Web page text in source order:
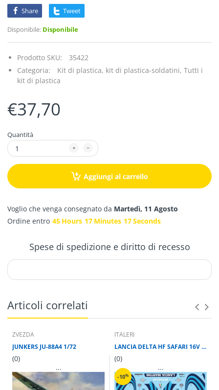
Share Tweet
Disponibile: Disponibile
Prodotto SKU:
35422
Categoria:
Kit di plastica, kit di plastica-soldatini, Tutti i
kit di plastica
€37,70
Quantità
Aggiungi al carrello
Voglio che venga consegnato da Martedì, 11 Agosto
Ordine entro 45 Hours 17 Minutes 17Seconds
Spese di spedizione e diritto di recesso
Articoli correlati
ZVEZDA
JUNKERS JU-88A4 1/72
(0)
...
ITALERI
LANCIA DELTA HF SAFARI 16V 1/12 LUNGH 33.5 cm
(0)
...
-10%